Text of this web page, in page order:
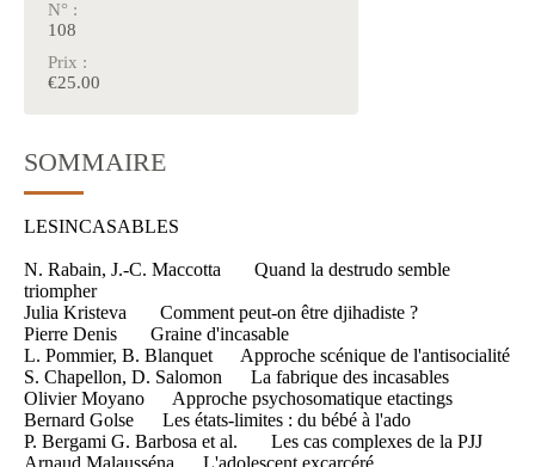
N° :
108
Prix :
€25.00
SOMMAIRE
LESINCASABLES
N. Rabain, J.-C. Maccotta Quand la destrudo semble
triompher
Julia Kristeva Comment peut-on être djihadiste ?
Pierre Denis Graine d'incasable
L. Pommier, B. Blanquet Approche scénique de l'antisocialité
S. Chapellon, D. Salomon La fabrique des incasables
Olivier Moyano Approche psychosomatique etactings
Bernard Golse Les états-limites : du bébé à l'ado
P. Bergami G. Barbosa et al. Les cas complexes de la PJJ